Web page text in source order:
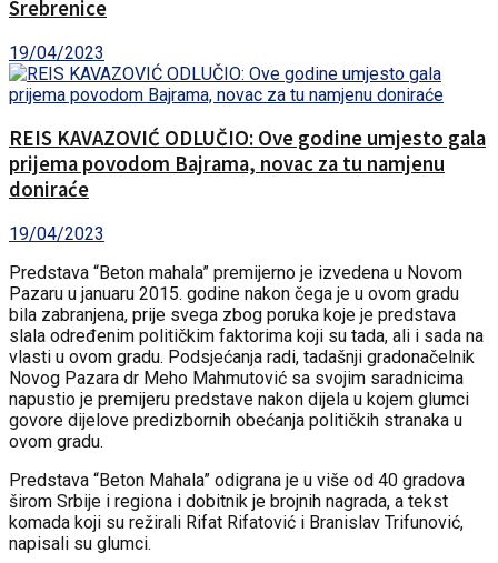
Srebrenice
19/04/2023
REIS KAVAZOVIĆ ODLUČIO: Ove godine umjesto gala
prijema povodom Bajrama, novac za tu namjenu
doniraće
19/04/2023
Predstava “Beton mahala” premijerno je izvedena u Novom
Pazaru u januaru 2015. godine nakon čega je u ovom gradu
bila zabranjena, prije svega zbog poruka koje je predstava
slala određenim političkim faktorima koji su tada, ali i sada na
vlasti u ovom gradu. Podsjećanja radi, tadašnji gradonačelnik
Novog Pazara dr Meho Mahmutović sa svojim saradnicima
napustio je premijeru predstave nakon dijela u kojem glumci
govore dijelove predizbornih obećanja političkih stranaka u
ovom gradu.
Predstava “Beton Mahala” odigrana je u više od 40 gradova
širom Srbije i regiona i dobitnik je brojnih nagrada, a tekst
komada koji su režirali Rifat Rifatović i Branislav Trifunović,
napisali su glumci.